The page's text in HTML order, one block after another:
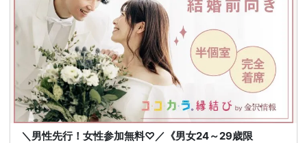
＼男性先行！女性参加無料♡／《男女24～29歳限